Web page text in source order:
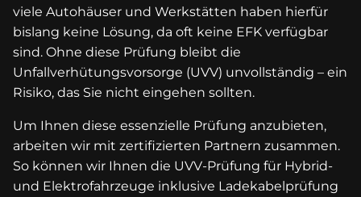
viele Autohäuser und Werkstätten haben hierfür
bislang keine Lösung, da oft keine EFK verfügbar
sind. Ohne diese Prüfung bleibt die
Unfallverhütungsvorsorge (UVV) unvollständig – ein
Risiko, das Sie nicht eingehen sollten.
Um Ihnen diese essenzielle Prüfung anzubieten,
arbeiten wir mit zertifizierten Partnern zusammen.
So können wir Ihnen die UVV-Prüfung für Hybrid-
und Elektrofahrzeuge inklusive Ladekabelprüfung